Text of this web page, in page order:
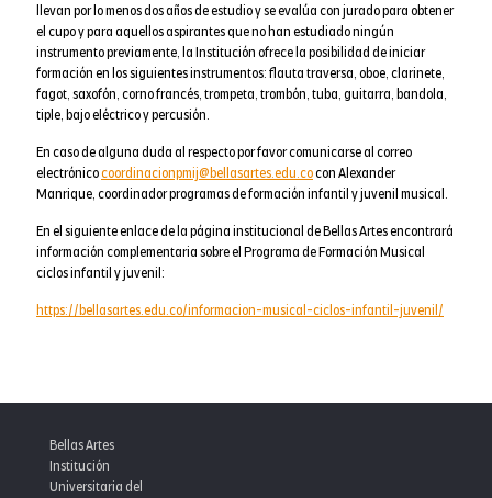
llevan por lo menos dos años de estudio y se evalúa con jurado para obtener
el cupo y para aquellos aspirantes que no han estudiado ningún
instrumento previamente, la Institución ofrece la posibilidad de iniciar
formación en los siguientes instrumentos: flauta traversa, oboe, clarinete,
fagot, saxofón, corno francés, trompeta, trombón, tuba, guitarra, bandola,
tiple, bajo eléctrico y percusión.
En caso de alguna duda al respecto por favor comunicarse al correo
electrónicocoordinacionpmij@bellasartes.edu.cocon Alexander
Manrique, coordinador programas de formación infantil y juvenil musical.
En el siguiente enlace de la página institucional de Bellas Artes encontrará
información complementaria sobre el Programa de Formación Musical
ciclos infantil y juvenil:
https://bellasartes.edu.co/informacion-musical-ciclos-infantil-juvenil/
Bellas Artes
Institución
Universitaria del